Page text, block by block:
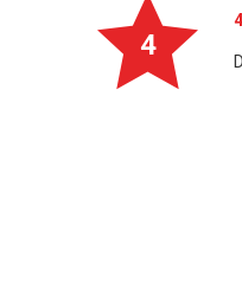
4